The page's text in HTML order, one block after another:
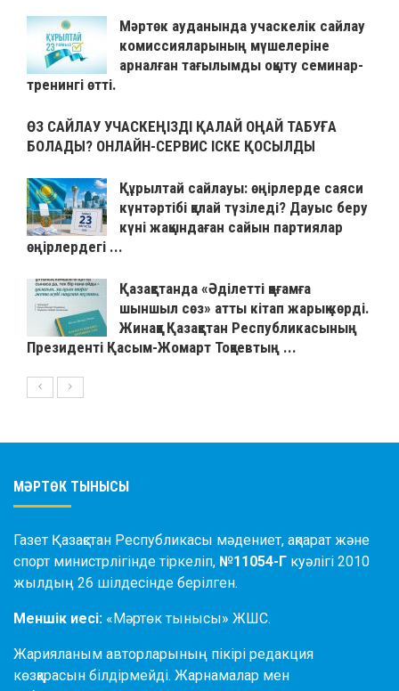
Мәртөк ауданында учаскелік сайлау
комиссияларының мүшелеріне
арналған тағылымды оқыту семинар-
тренингі өтті.
ӨЗ САЙЛАУ УЧАСКЕҢІЗДІ ҚАЛАЙ ОҢАЙ ТАБУҒА
БОЛАДЫ? ОНЛАЙН-СЕРВИС ІСКЕ ҚОСЫЛДЫ
Құрылтай сайлауы: өңірлерде саяси
күнтәртібі қалай түзіледі? Дауыс беру
күні жақындаған сайын партиялар
өңірлердегі ...
Қазақстанда «Әділетті қоғамға
шыншыл сөз» атты кітап жарық көрді.
Жинаққа Қазақстан Республикасының
Президенті Қасым-Жомарт Тоқаевтың ...
МӘРТӨК ТЫНЫСЫ
Газет Қазақстан Республикасы мәдениет, ақпарат және
спорт министрлігінде тіркеліп, №11054-Г куәлігі 2010
жылдың 26 шілдесінде берілген.
Меншік иесі: «Мәртөк тынысы» ЖШС.
Жарияланым авторларының пікірі редакция
көзқарасын білдірмейді. Жарнамалар мен